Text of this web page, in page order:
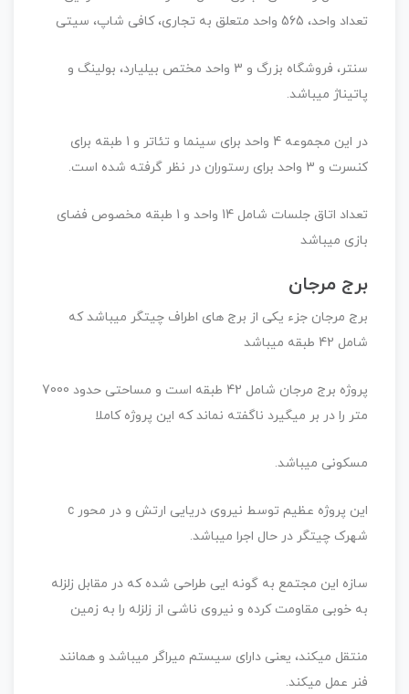
تعداد واحد، 565 واحد متعلق به تجاری، کافی شاپ، سیتی
سنتر، فروشگاه بزرگ و 3 واحد مختص بیلیارد، بولینگ و
پاتیناژ میباشد.
در این مجموعه 4 واحد برای سینما و تئاتر و 1 طبقه برای
کنسرت و 3 واحد برای رستوران در نظر گرفته شده است.
تعداد اتاق جلسات شامل 14 واحد و 1 طبقه مخصوص فضای
بازی میباشد
برج مرجان
برج مرجان جزء یکی از برج های اطراف چیتگر میباشد که
شامل 42 طبقه میباشد
پروژه برج مرجان شامل 42 طبقه است و مساحتی حدود 7000
متر را در بر میگیرد ناگفته نماند که این پروژه کاملا
مسکونی میباشد.
این پروژه عظیم توسط نیروی دریایی ارتش و در محور c
شهرک چیتگر در حال اجرا میباشد.
سازه این مجتمع به گونه ایی طراحی شده که در مقابل زلزله
به خوبی مقاومت کرده و نیروی ناشی از زلزله را به زمین
منتقل میکند، یعنی دارای سیستم میراگر میباشد و همانند
فنر عمل میکند.